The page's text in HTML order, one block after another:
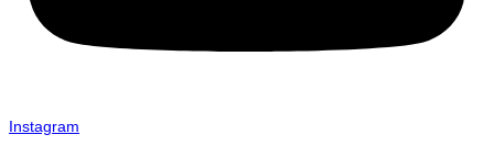
Instagram